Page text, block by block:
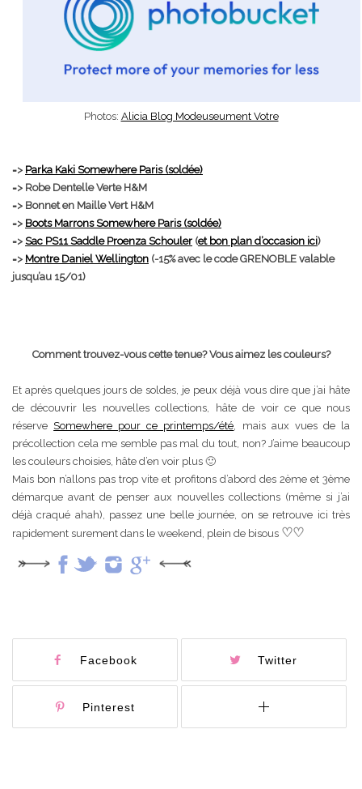
Photos: Alicia Blog Modeuseument Votre
=> Parka Kaki Somewhere Paris (soldée)
=> Robe Dentelle Verte H&M
=> Bonnet en Maille Vert H&M
=> Boots Marrons Somewhere Paris (soldée)
=> Sac PS11 Saddle Proenza Schouler (et bon plan d’occasion ici)
=> Montre Daniel Wellington (-15% avec le code GRENOBLE valable
jusqu’au 15/01)
Comment trouvez-vous cette tenue? Vous aimez les couleurs?
Et après quelques jours de soldes, je peux déjà vous dire que j’ai hâte
de découvrir les nouvelles collections, hâte de voir ce que nous
réserve Somewhere pour ce printemps/été , mais aux vues de la
précollection cela me semble pas mal du tout, non? J’aime beaucoup
les couleurs choisies, hâte d’en voir plus 🙂
Mais bon n’allons pas trop vite et profitons d’abord des 2ème et 3ème
démarque avant de penser aux nouvelles collections (même si j’ai
déjà craqué ahah), passez une belle journée, on se retrouve ici très
rapidement surement dans le weekend, plein de bisous ♡♡
Facebook Twitter
Pinterest